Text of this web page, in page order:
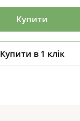
Купити
Купити в 1 клік